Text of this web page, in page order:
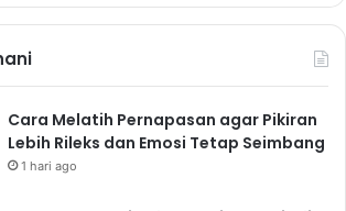
Cara Melatih Pernapasan agar Pikiran
Lebih Rileks dan Emosi Tetap Seimbang
1 hari ago